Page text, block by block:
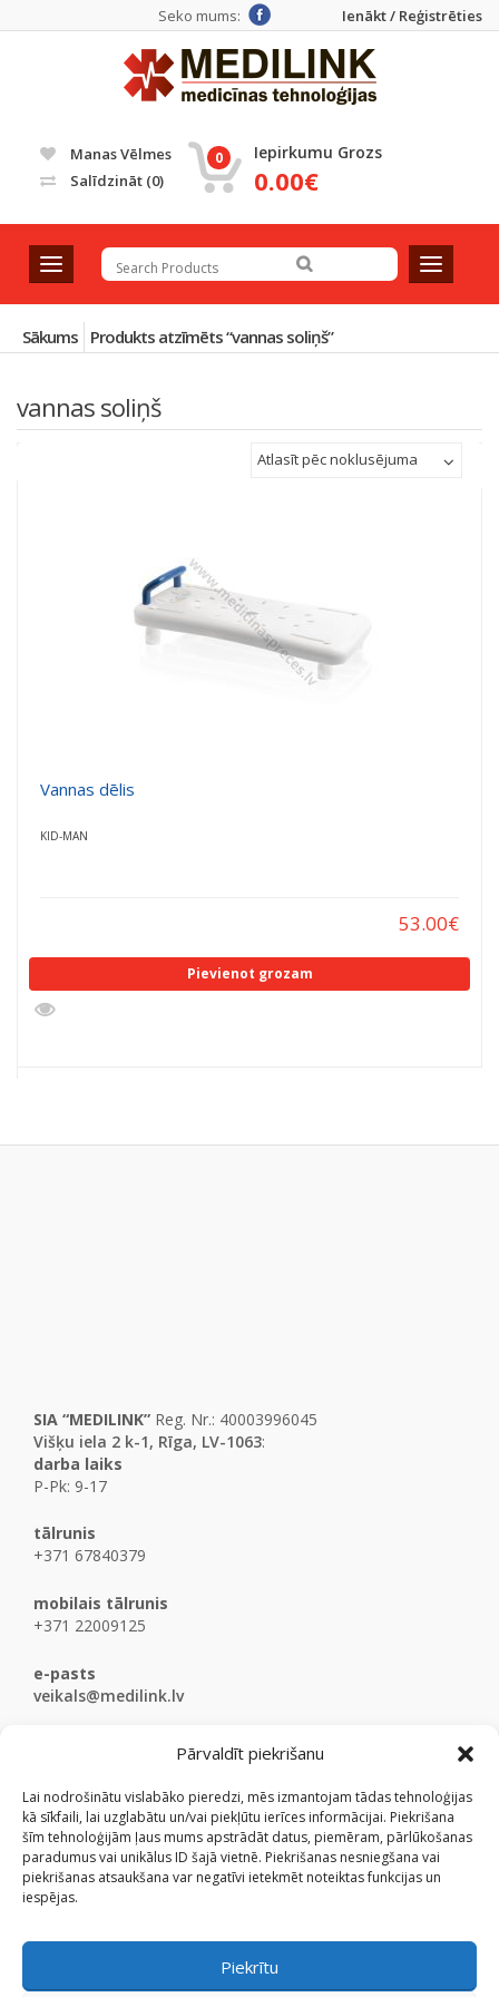
Pārvaldīt piekrišanu
Lai nodrošinātu vislabāko pieredzi, mēs izmantojam tādas tehnoloģijas
kā sīkfaili, lai uzglabātu un/vai piekļūtu ierīces informācijai. Piekrišana
šīm tehnoloģijām ļaus mums apstrādāt datus, piemēram, pārlūkošanas
paradumus vai unikālus ID šajā vietnē. Piekrišanas nesniegšana vai
piekrišanas atsaukšana var negatīvi ietekmēt noteiktas funkcijas un
iespējas.
Piekrītu
Ienākt / Reģistrēties
Seko mums:
Manas Vēlmes
Salīdzināt (0)
0 Iepirkumu Grozs
0.00€
T
o
g
g
l
n
a
T
o
g
l
a
Sākums Produkts atzīmēts “vannas soliņš”
vannas soliņš
Atlasīt pēc noklusējuma
Vannas dēlis
KID-MAN
53.00€
Pievienot grozam
SIA “MEDILINK” Reg. Nr.: 40003996045
Višķu iela 2 k-1, Rīga, LV-1063:
darba laiks
P-Pk: 9-17
tālrunis
+371 67840379
mobilais tālrunis
+371 22009125
e-pasts
veikals@medilink.lv